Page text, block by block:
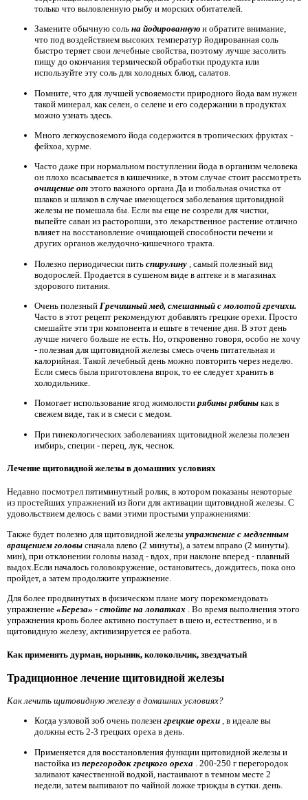
только что выловленную рыбу и морских обитателей.
Замените обычную соль на йодированную и обратите внимание,
что под воздействием высоких температур йодированная соль
быстро теряет свои лечебные свойства, поэтому лучше засолить
пищу до окончания термической обработки продукта или
используйте эту соль для холодных блюд, салатов.
Помните, что для лучшей усвояемости природного йода вам нужен
такой минерал, как селен, о селене и его содержании в продуктах
можно узнать здесь.
Много легкоусвояемого йода содержится в тропических фруктах -
фейхоа, хурме.
Часто даже при нормальном поступлении йода в организм человека
он плохо всасывается в кишечнике, в этом случае стоит рассмотреть
очищение от этого важного органа.Да и глобальная очистка от
шлаков и шлаков в случае имеющегося заболевания щитовидной
железы не помешала бы. Если вы еще не созрели для чистки,
выпейте саван из расторопши, это лекарственное растение отлично
влияет на восстановление очищающей способности печени и
других органов желудочно-кишечного тракта.
Полезно периодически пить спирулину , самый полезный вид
водорослей. Продается в сушеном виде в аптеке и в магазинах
здорового питания.
Очень полезный Гречишный мед, смешанный с молотой гречихи.
Часто в этот рецепт рекомендуют добавлять грецкие орехи. Просто
смешайте эти три компонента и ешьте в течение дня. В этот день
лучше ничего больше не есть. Но, откровенно говоря, особо не хочу
- полезная для щитовидной железы смесь очень питательная и
калорийная. Такой лечебный день можно повторить через неделю.
Если смесь была приготовлена ​​впрок, то ее следует хранить в
холодильнике.
Помогает использование ягод жимолости рябины рябины как в
свежем виде, так и в смеси с медом.
При гинекологических заболеваниях щитовидной железы полезен
имбирь, специи - перец, лук, чеснок.
Лечение щитовидной железы в домашних условиях
Недавно посмотрел пятиминутный ролик, в котором показаны некоторые
из простейших упражнений из йоги для активации щитовидной железы. С
удовольствием делюсь с вами этими простыми упражнениями:
Также будет полезно для щитовидной железы упражнение с медленным
вращением головы сначала влево (2 минуты), а затем вправо (2 минуты).
мин), при отклонении головы назад - вдох, при наклоне вперед - плавный
выдох.Если началось головокружение, остановитесь, дождитесь, пока оно
пройдет, а затем продолжите упражнение.
Для более продвинутых в физическом плане могу порекомендовать
упражнение «Береза» - стойте на лопатках
. Во время выполнения этого
упражнения кровь более активно поступает в шею и, естественно, и в
щитовидную железу, активизируется ее работа.
Как применять дурман, норыник, колокольчик, звездчатый
Традиционное лечение щитовидной железы
Как лечить щитовидную железу в домашних условиях?
Когда узловой зоб очень полезен грецкие орехи , в идеале вы
должны есть 2-3 грецких ореха в день.
Применяется для восстановления функции щитовидной железы и
настойка из перегородок грецкого ореха . 200-250 г перегородок
заливают качественной водкой, настаивают в темном месте 2
недели, затем выпивают по чайной ложке трижды в сутки. день.